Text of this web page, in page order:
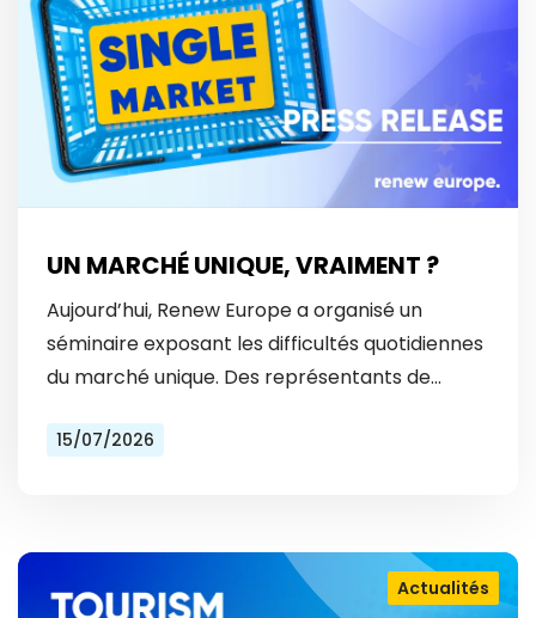
UN MARCHÉ UNIQUE, VRAIMENT ?
Aujourd’hui, Renew Europe a organisé un
séminaire exposant les difficultés quotidiennes
du marché unique. Des représentants de
auxquels ils font face tous les…
15/07/2026
Actualités